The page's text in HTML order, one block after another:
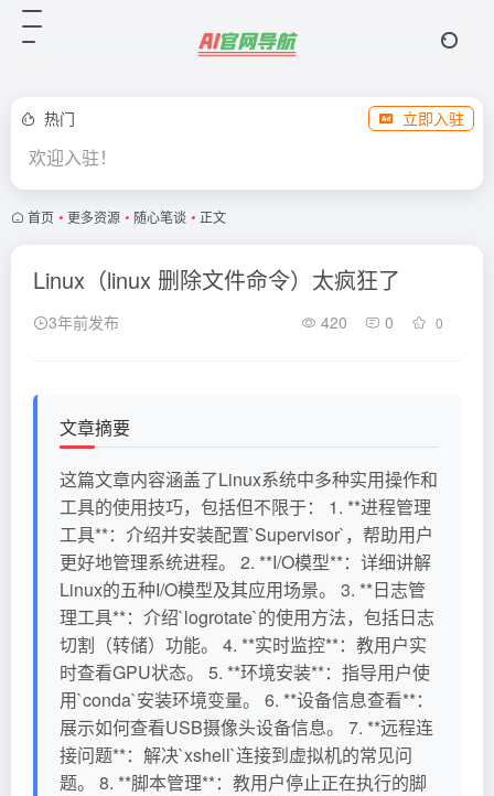
热门 立即入驻
欢迎入驻！
首页 • 更多资源 • 随心笔谈 • 正文
Linux（linux 删除文件命令）太疯狂了
3年前发布 420 0 0
文章摘要
这篇文章内容涵盖了Linux系统中多种实用操作和
工具的使用技巧，包括但不限于： 1. **进程管理
工具**：介绍并安装配置`Supervisor`，帮助用户
更好地管理系统进程。 2. **I/O模型**：详细讲解
Linux的五种I/O模型及其应用场景。 3. **日志管
理工具**：介绍`logrotate`的使用方法，包括日志
切割（转储）功能。 4. **实时监控**：教用户实
时查看GPU状态。 5. **环境安装**：指导用户使
用`conda`安装环境变量。 6. **设备信息查看**：
展示如何查看USB摄像头设备信息。 7. **远程连
接问题**：解决`xshell`连接到虚拟机的常见问
题。 8. **脚本管理**：教用户停止正在执行的脚